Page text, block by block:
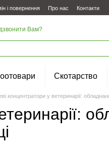
і повернення Про нас Контакти
Вам?
Скотарство
концентратори у ветеринарії: